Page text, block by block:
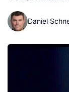
Daniel